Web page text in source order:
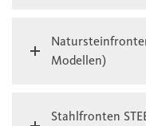
Modellen)
Stahlfronten